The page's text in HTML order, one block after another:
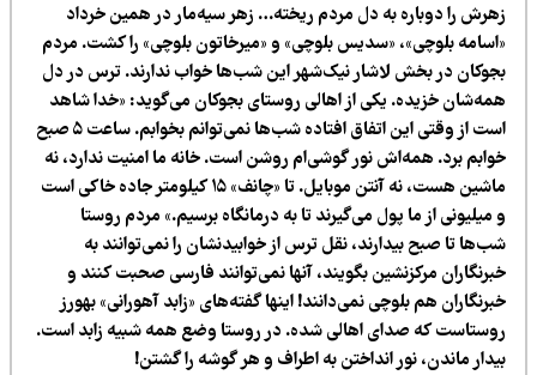
را دوباره به دل مردم ریخته… زهر سیه‌مار در همین خرداد
بلوچی»،‌ «سدیس بلوچی» و «میرخاتون بلوچی» را کشت. مردم
در بخش لاشار نیک‌شهر این شب‌ها خواب ندارند. ترس در دل
خزیده. یکی از اهالی روستای بجوکان می‌گوید: «خدا شاهد
است از وقتی این اتفاق افتاده شب‌ها نمی‌توانم بخوابم. ساعت ۵ صبح
برد. همه‌اش نور گوشی‌ام روشن است. خانه ما امنیت ندارد،‌ نه
ماشین هست‌، نه آنتن موبایل. تا «چانف» ۱۵ کیلومتر جاده خاکی است
میلیونی از ما پول می‌گیرند تا به درمانگاه برسیم.» مردم روستا
تا صبح بیدارند، نقل ترس از خوابیدنشان را نمی‌توانند به
مرکزنشین بگویند، آنها نمی‌توانند فارسی صحبت کنند و
هم بلوچی نمی‌دانند! اینها گفته‌های «زابد آهورانی» بهورز
که صدای اهالی شده. در روستا وضع همه شبیه زابد است.
ماندن، نور انداختن به اطراف و هر گوشه را گشتن!